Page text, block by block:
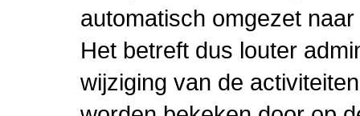
automatisch omgezet
Het betreft dus louter
wijziging van de